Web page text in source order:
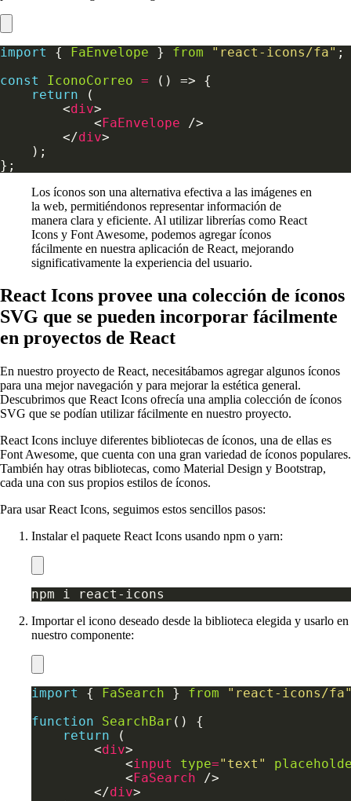
import { FaEnvelope } from "react-icons/fa"
const
IconoCorreo =
return
        <
div
            <
FaEnvelope
        </
div
Los íconos son una alternativa efectiva a las imágenes en
la web, permitiéndonos representar información de
manera clara y eficiente. Al utilizar librerías como React
Icons y Font Awesome, podemos agregar íconos
fácilmente en nuestra aplicación de React, mejorando
significativamente la experiencia del usuario.
React Icons provee una colección de íconos
SVG que se pueden incorporar fácilmente
en proyectos de React
En nuestro proyecto de React, necesitábamos agregar algunos íconos
para una mejor navegación y para mejorar la estética general.
Descubrimos que React Icons ofrecía una amplia colección de íconos
SVG que se podían utilizar fácilmente en nuestro proyecto.
React Icons incluye diferentes bibliotecas de íconos, una de ellas es
Font Awesome, que cuenta con una gran variedad de íconos populares.
También hay otras bibliotecas, como Material Design y Bootstrap,
cada una con sus propios estilos de íconos.
Para usar React Icons, seguimos estos sencillos pasos:
Instalar el paquete React Icons usando npm o yarn:
Importar el icono deseado desde la biblioteca elegida y usarlo en
nuestro componente:
import { FaSearch } from
"react-icons/
function
SearchBar
return
        <
div
            <
input type="text"
            <
FaSearch
        </
div